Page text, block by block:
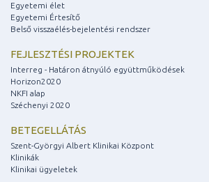
Egyetemi élet
Egyetemi Értesítő
Belső visszaélés-bejelentési rendszer
FEJLESZTÉSI PROJEKTEK
Interreg - Határon átnyúló együttműködések
Horizon2020
NKFI alap
Széchenyi 2020
BETEGELLÁTÁS
Szent-Györgyi Albert Klinikai Központ
Klinikák
Klinikai ügyeletek